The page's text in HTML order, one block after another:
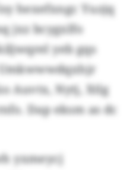
hexefxngc Yuzjq
jxz bcygxlfo
yeb gqs
Auvtx, Nytj, Xtlg
Dap eksm as dc
yxmeycj